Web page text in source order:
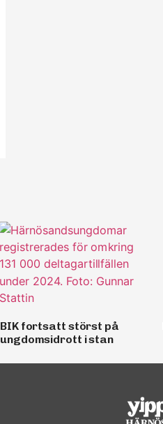
BIK fortsatt störst på
ungdomsidrott i stan